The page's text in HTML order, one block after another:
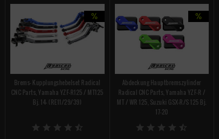
Brems- Kupplungshebelset Radical
CNC Parts, Yamaha YZF-R125 / MT125
Bj. 14- (RE11/29/39)
Abdeckung Hauptbremszylinder
Radical CNC Parts, Yamaha YZF-R /
MT / WR 125, Suzuki GSX-R/S 125 Bj.
17-20